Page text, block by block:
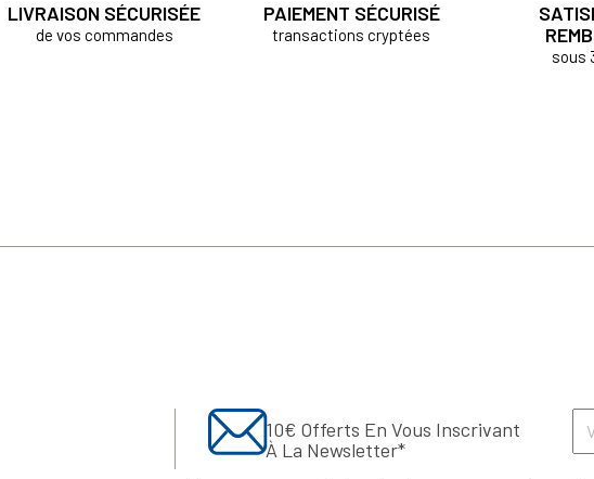
LIVRAISON SÉCURISÉE
de vos commandes
PAIEMENT SÉCURISÉ
transactions cryptées
sous
10€ Offerts En Vous Inscrivant
À La Newsletter*